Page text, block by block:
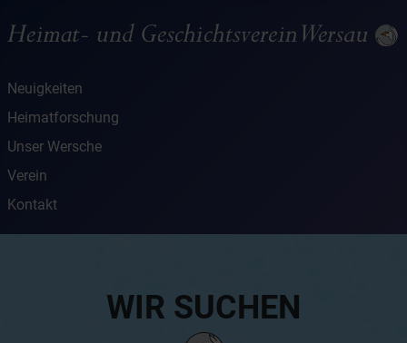
Neuigkeiten
Heimatforschung
Unser Wersche
Verein
Kontakt
WIR SUCHEN